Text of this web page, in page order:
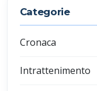
Categorie
Cronaca
Intrattenimento